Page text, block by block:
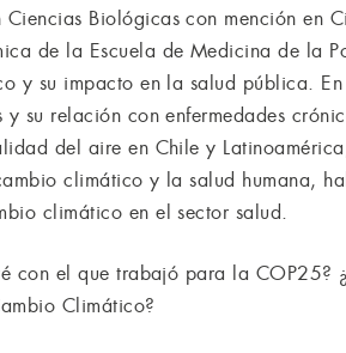
Biológicas con mención en
de la Escuela de Medicina de la
y su impacto en la salud pública.
y su relación con enfermedades
del aire en Chile y
climático y la salud humana,
climático en el sector salud.
con el que trabajó para la
Climático?